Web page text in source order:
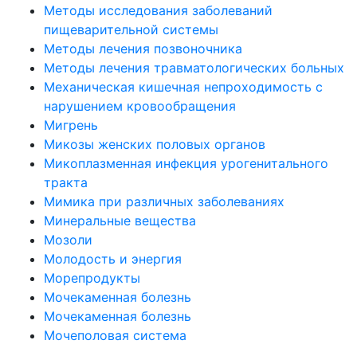
Методы исследования заболеваний
пищеварительной системы
Методы лечения позвоночника
Методы лечения травматологических больных
Механическая кишечная непроходимость с
нарушением кровообращения
Мигрень
Микозы женских половых органов
Микоплазменная инфекция урогенитального
тракта
Мимика при различных заболеваниях
Минеральные вещества
Мозоли
Молодость и энергия
Морепродукты
Мочекаменная болезнь
Мочекаменная болезнь
Мочеполовая система